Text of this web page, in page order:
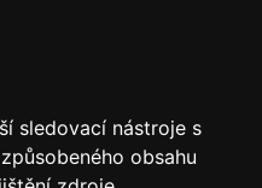
sledovací nástroje s
obsahu